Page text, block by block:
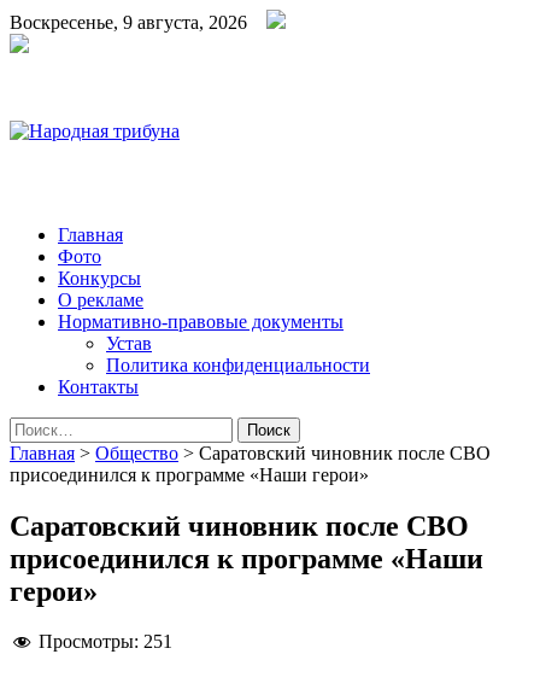
Воскресенье, 9 августа, 2026
Народная трибуна
Калининская районная газета
Главная
Фото
Конкурсы
О рекламе
Нормативно-правовые документы
Устав
Политика конфиденциальности
Контакты
Найти:
Главная > Общество > Саратовский чиновник после СВО
присоединился к программе «Наши герои»
Саратовский чиновник после СВО
присоединился к программе «Наши
герои»
Просмотры: 251